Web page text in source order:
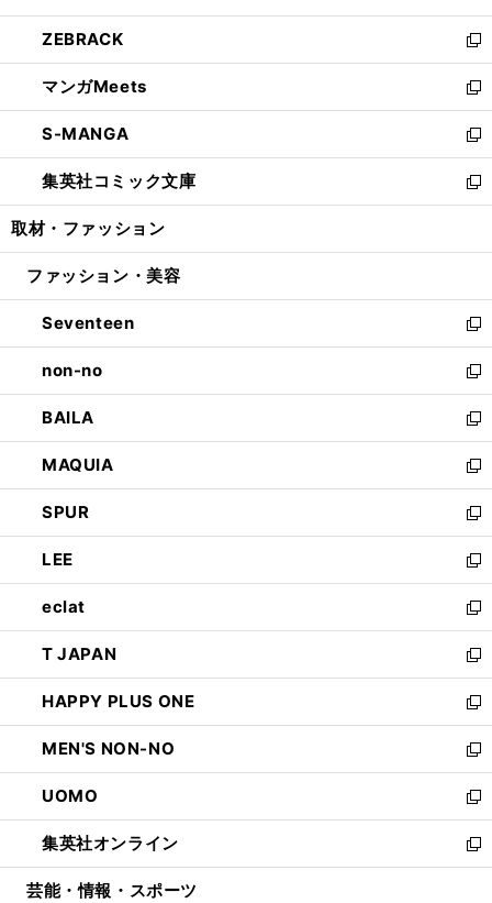
開
く
ウ
で
開
く
ン
ド
ウ
で
開
く
ウ
ィ
ン
ド
ウ
で
開
く
し
い
ウ
ィ
ン
ド
ウ
で
開
ZEBRACK
新
し
い
ウ
ィ
ン
ド
ウ
開
マンガMeets
新
し
い
ウ
ィ
ン
ウ
開
く
S-MANGA
新
し
い
ウ
ン
ウ
で
開
く
集英社コミック文庫
新
し
ウ
ン
ド
ウ
で
開
く
取材・ファッション
ファッション・美容
Seventeen
新
し
い
ウ
ィ
ン
ド
ウ
で
開
く
non-no
新
し
い
ウ
ィ
ン
ド
ウ
で
開
く
BAILA
新
し
い
ウ
ィ
ン
ド
ウ
で
開
く
MAQUIA
新
し
い
ウ
ィ
ン
ド
ウ
で
開
く
SPUR
新
し
い
ウ
ィ
ン
ド
ウ
で
開
く
LEE
新
し
い
ウ
ィ
ン
ド
ウ
で
開
く
eclat
新
し
い
ウ
ィ
ン
ド
ウ
で
開
く
T JAPAN
新
し
い
ウ
ィ
ン
ド
ウ
で
開
HAPPY PLUS ONE
新
し
い
ウ
ィ
ン
ド
ウ
MEN'S NON-NO
新
し
い
ウ
ィ
ン
UOMO
新
し
い
ウ
集英社オンライン
新
し
芸能・情報・スポーツ